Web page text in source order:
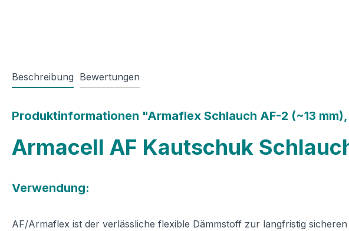
Beschreibung Bewertungen
Produktinformationen "Armaflex Schlauch AF-2 (~13
Armacell AF Kautschuk
Verwendung:
AF/Armaflex ist der verlässliche flexible Dämmstoff zur langfristig